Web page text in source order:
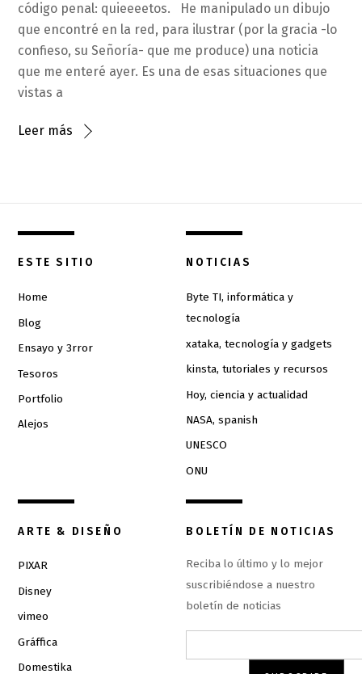
código penal: quieeeetos. He manipulado un dibujo
que encontré en la red, para ilustrar (por la gracia -lo
confieso, su Señoría- que me produce) una noticia
que me enteré ayer. Es una de esas situaciones que
vistas a
Leer más
ESTE SITIO
Home
Blog
Ensayo y 3rror
Tesoros
Portfolio
Alejos
NOTICIAS
Byte TI, informática y
tecnología
xataka, tecnología y gadgets
kinsta, tutoriales y recursos
Hoy, ciencia y actualidad
NASA, spanish
UNESCO
ONU
ARTE & DISEÑO
PIXAR
Disney
vimeo
Gráffica
Domestika
BOLETÍN DE NOTICIAS
Reciba lo último y lo mejor
suscribiéndose a nuestro
boletín de noticias